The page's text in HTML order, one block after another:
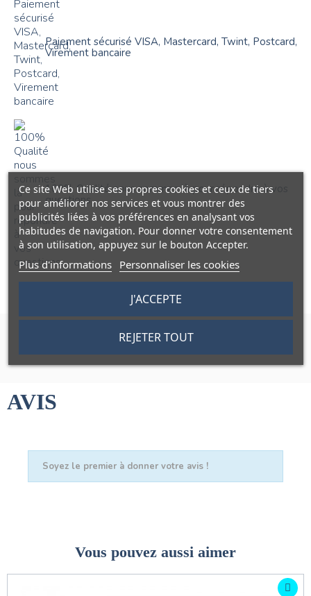
Paiement sécurisé VISA, Mastercard, Twint, Postcard,
Virement bancaire
100% Qualité nous sommes là pour répondre à vos
questions
AVIS
Soyez le premier à donner votre avis !
Vous pouvez aussi aimer
Ce site Web utilise ses propres cookies et ceux de tiers
pour améliorer nos services et vous montrer des
publicités liées à vos préférences en analysant vos
habitudes de navigation. Pour donner votre consentement
à son utilisation, appuyez sur le bouton Accepter.
Plus d'informations Personnaliser les cookies
REJETER TOUT
J'ACCEPTE